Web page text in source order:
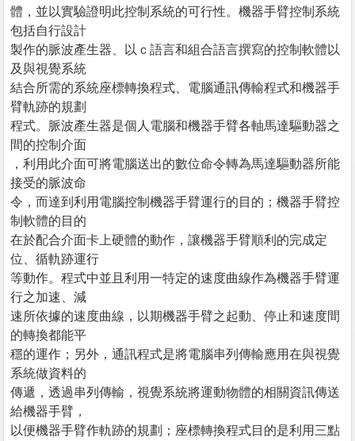
體，並以實驗證明此控制系統的可行性。機器手臂控制系統
包括自行設計
製作的脈波產生器、以ｃ語言和組合語言撰寫的控制軟體以
及與視覺系統
結合所需的系統座標轉換程式、電腦通訊傳輸程式和機器手
臂軌跡的規劃
程式。脈波產生器是個人電腦和機器手臂各軸馬達驅動器之
間的控制介面
，利用此介面可將電腦送出的數位命令轉為馬達驅動器所能
接受的脈波命
令，而達到利用電腦控制機器手臂運行的目的；機器手臂控
制軟體的目的
在於配合介面卡上硬體的動作，讓機器手臂順利的完成定
位、循軌跡運行
等動作。程式中並且利用一特定的速度曲線作為機器手臂運
行之加速、減
速所依據的速度曲線，以期機器手臂之起動、停止和速度間
的轉換都能平
穩的運作；另外，通訊程式是將電腦串列傳輸應用在與視覺
系統做資料的
傳遞，透過串列傳輸，視覺系統將運動物體的相關資訊傳送
給機器手臂，
以便機器手臂作軌跡的規劃；座標轉換程式目的是利用三點